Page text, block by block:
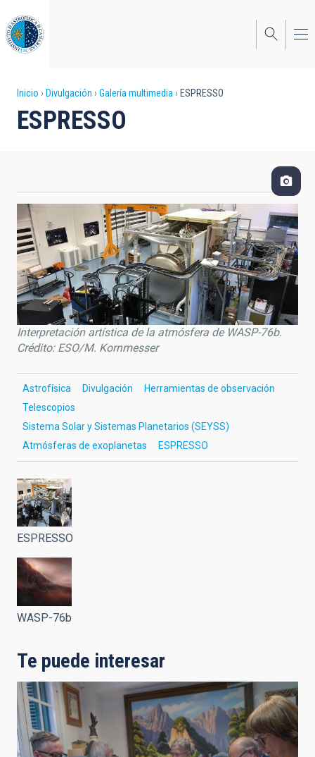
al
contenido
principal
Sobrescribir
enlaces
a
la
navegación
Inicio Divulgación Galería multimedia ESPRESSO
ESPRESSO
Interpretación artística de la atmósfera de WASP-76b.
Crédito: ESO/M. Kornmesser
Astrofísica Divulgación
Herramientas de observación
Telescopios
Sistema Solar y Sistemas Planetarios (SEYSS)
Atmósferas de exoplanetas
ESPRESSO
ESPRESSO
WASP-76b
Te puede interesar